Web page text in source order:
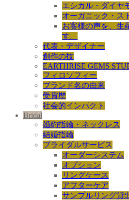
エシカル・ダイヤ
オーガニック・ス
お客様の声を、生
す。
代表・デザイナー
創作の技
EARTHRISE GEMS
フィロソフィー
ブランド名の由来
受賞歴
社会的インパクト
Bridal
婚約指輪・ネックレス
結婚指輪
ブライダルサービス
オーダーシステム
オプション
リングケース
アフターケア
サンプルリング貸